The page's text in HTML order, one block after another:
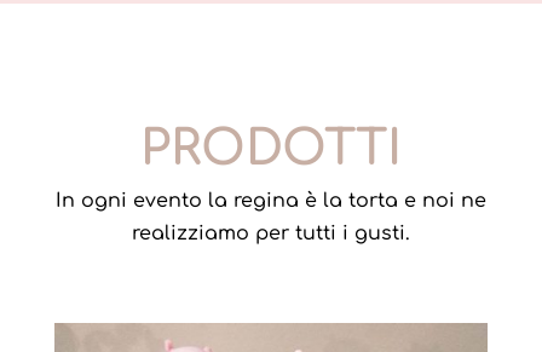
PRODOTTI
In ogni evento la regina è la torta e noi ne
realizziamo per tutti i gusti.